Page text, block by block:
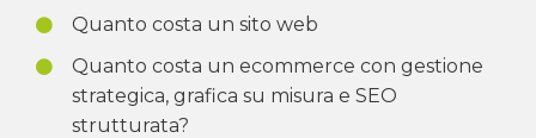
Quanto costa un sito web
Quanto costa un ecommerce con gestione
strategica, grafica su misura e SEO
strutturata?